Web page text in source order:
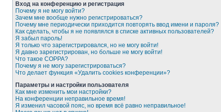
Вход на конференцию и регистрация
Почему я не могу войти?
Зачем мне вообще нужно регистрироваться?
Почему мне периодически приходится повторять ввод имени и пароля?
Как сделать, чтобы я не появлялся в списке активных пользователей?
Я забыл пароль!
Я только что зарегистрировался, но не могу войти!
Я давно зарегистрирован, но больше не могу войти!
Что такое COPPA?
Почему я не могу зарегистрироваться?
Что делает функция «Удалить cookies конференции»?
Параметры и настройки пользователя
Как мне изменить мои настройки?
На конференции неправильное время!
Я изменил часовой пояс, но время всё равно неправильное!